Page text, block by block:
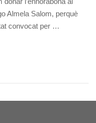
Almela Salom, perquè
convocat per …